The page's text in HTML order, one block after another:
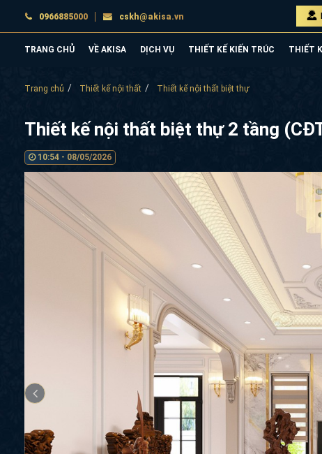
0966885000 cskh@akisa.vn
TRANG CHỦ VỀ AKISA DỊCH VỤ THIẾT KẾ KIẾN TRÚC THIẾT
Trang chủ Thiết kế nội thất Thiết kế nội thất biệt thự
Thiết kế nội thất biệt thự 2 tầng
10:54 - 08/05/2026